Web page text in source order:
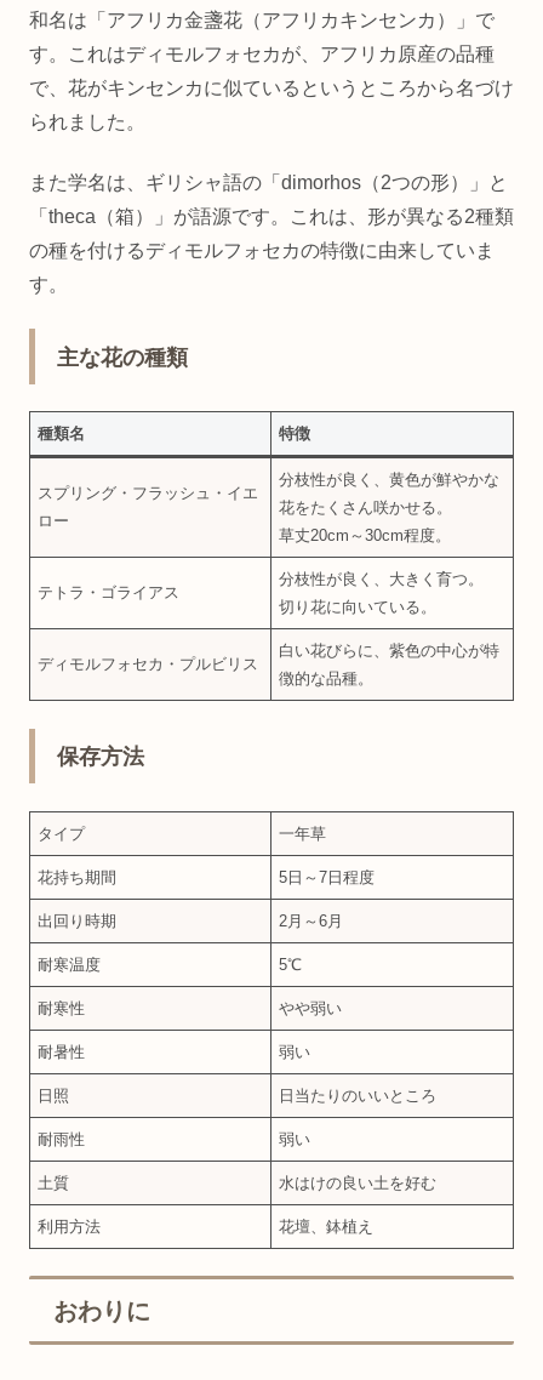
和名は「アフリカ金盞花（アフリカキンセンカ）」で
す。これはディモルフォセカが、アフリカ原産の品種
で、花がキンセンカに似ているというところから名づけ
られました。
また学名は、ギリシャ語の「dimorhos（2つの形）」と
「theca（箱）」が語源です。これは、形が異なる2種類
の種を付けるディモルフォセカの特徴に由来していま
す。
主な花の種類
種類名 特徴
スプリング・フラッシュ・イエ
ロー
分枝性が良く、黄色が鮮やかな
花をたくさん咲かせる。
草丈20cm～30cm程度。
テトラ・ゴライアス
分枝性が良く、大きく育つ。
切り花に向いている。
ディモルフォセカ・プルビリス
白い花びらに、紫色の中心が特
徴的な品種。
保存方法
タイプ 一年草
花持ち期間 5日～7日程度
出回り時期 2月～6月
耐寒温度 5℃
耐寒性 やや弱い
耐暑性 弱い
日照 日当たりのいいところ
耐雨性 弱い
土質 水はけの良い土を好む
利用方法 花壇、鉢植え
おわりに